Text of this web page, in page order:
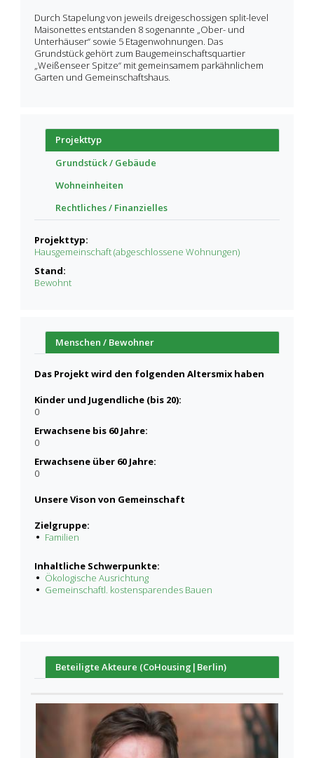
Durch Stapelung von jeweils dreigeschossigen split-level
Maisonettes entstanden 8 sogenannte „Ober- und
Unterhäuser“ sowie 5 Etagenwohnungen. Das
Grundstück gehört zum Baugemeinschaftsquartier
„Weißenseer Spitze“ mit gemeinsamem parkähnlichem
Garten und Gemeinschaftshaus.
Projekttyp
Grundstück / Gebäude
Wohneinheiten
Rechtliches / Finanzielles
Projekttyp:
Hausgemeinschaft (abgeschlossene Wohnungen)
Stand:
Bewohnt
Menschen / Bewohner
Das Projekt wird den folgenden Altersmix haben
Kinder und Jugendliche (bis 20):
0
Erwachsene bis 60 Jahre:
0
Erwachsene über 60 Jahre:
0
Unsere Vison von Gemeinschaft
Zielgruppe:
Familien
Inhaltliche Schwerpunkte:
Ökologische Ausrichtung
Gemeinschaftl. kostensparendes Bauen
Beteiligte Akteure (CoHousing|Berlin)